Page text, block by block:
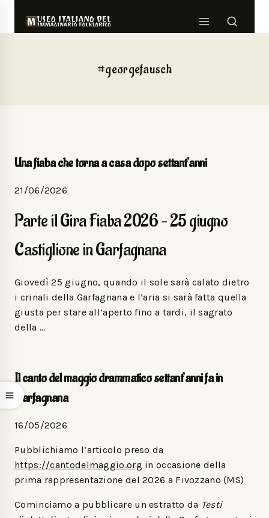
#georgefausch
Una fiaba che torna a casa dopo settant’anni
21/06/2026
Parte il Gira Fiaba 2026 – 25 giugno
Castiglione in Garfagnana
Giovedì 25 giugno, quando il sole sarà calato dietro
i crinali della Garfagnana e l’aria si sarà fatta quella
giusta per stare all’aperto fino a tardi, il sagrato
della …
Il canto del maggio drammatico settant’anni fa in
Garfagnana
16/05/2026
Pubblichiamo l’articolo preso da
https://cantodelmaggio.org in occasione della
prima rappresentazione del 2026 a Fivozzano (MS)
Cominciamo a pubblicare un estratto da Testi